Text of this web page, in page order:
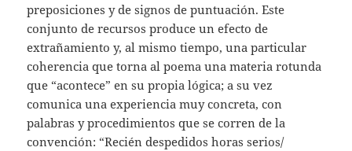
preposiciones y de signos de puntuación. Este
conjunto de recursos produce un efecto de
extrañamiento y, al mismo tiempo, una particular
coherencia que torna al poema una materia rotunda
que “acontece” en su propia lógica; a su vez
comunica una experiencia muy concreta, con
palabras y procedimientos que se corren de la
convención: “Recién despedidos horas serios/